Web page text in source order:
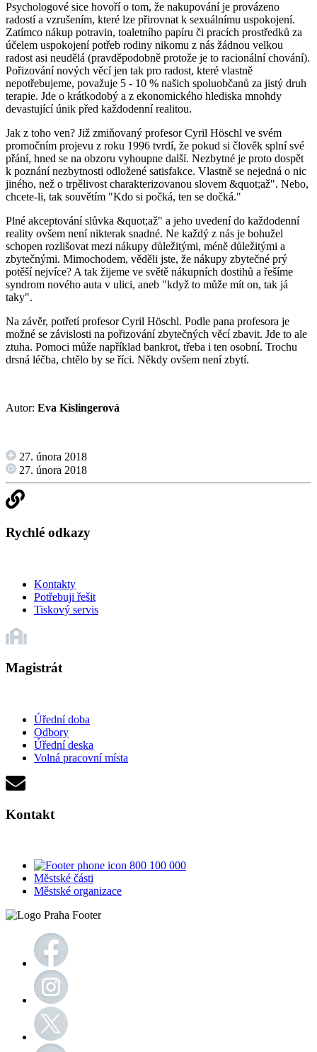
Psychologové sice hovoří o tom, že nakupování je provázeno
radostí a vzrušením, které lze přirovnat k sexuálnímu uspokojení.
Zatímco nákup potravin, toaletního papíru či pracích prostředků za
účelem uspokojení potřeb rodiny nikomu z nás žádnou velkou
radost asi neudělá (pravděpodobně protože je to racionální chování).
Pořizování nových věcí jen tak pro radost, které vlastně
nepotřebujeme, považuje 5 - 10 % našich spoluobčanů za jistý druh
terapie. Jde o krátkodobý a z ekonomického hlediska mnohdy
devastující únik před každodenní realitou.
Jak z toho ven? Již zmiňovaný profesor Cyril Höschl ve svém
promočním projevu z roku 1996 tvrdí, že pokud si člověk splní své
přání, hned se na obzoru vyhoupne další. Nezbytné je proto dospět
k poznání nezbytnosti odložené satisfakce. Vlastně se nejedná o nic
jiného, než o trpělivost charakterizovanou slovem &quot;až". Nebo,
chcete-li, tak souvětím "Kdo si počká, ten se dočká."
Plné akceptování slůvka &quot;až" a jeho uvedení do každodenní
reality ovšem není nikterak snadné. Ne každý z nás je bohužel
schopen rozlišovat mezi nákupy důležitými, méně důležitými a
zbytečnými. Mimochodem, věděli jste, že nákupy zbytečné prý
potěší nejvíce? A tak žijeme ve světě nákupních dostihů a řešíme
syndrom nového auta v ulici, aneb "když to může mít on, tak já
taky".
Na závěr, potřetí profesor Cyril Höschl. Podle pana profesora je
možné se závislosti na pořizování zbytečných věcí zbavit. Jde to ale
ztuha. Pomoci může například bankrot, třeba i ten osobní. Trochu
drsná léčba, chtělo by se říci. Někdy ovšem není zbytí.
Autor: Eva Kislingerová
27. února 2018
27. února 2018
Rychlé odkazy
Kontakty
Potřebuji řešit
Tiskový servis
Magistrát
Úřední doba
Odbory
Úřední deska
Volná pracovní místa
Kontakt
800 100 000
Městské části
Městské organizace